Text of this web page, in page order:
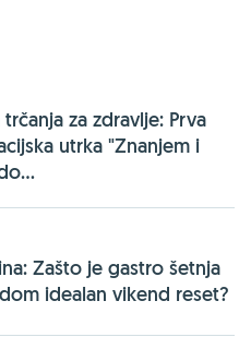
za zdravlje: Prva
utrka "Znanjem i
Zašto je gastro šetnja
idealan vikend reset?